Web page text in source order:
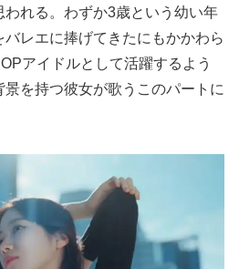
れる。わずか3歳という幼い年
レエに捧げてきたにもかかわら
アイドルとして活躍するよう
を持つ彼女が歌うこのパートに